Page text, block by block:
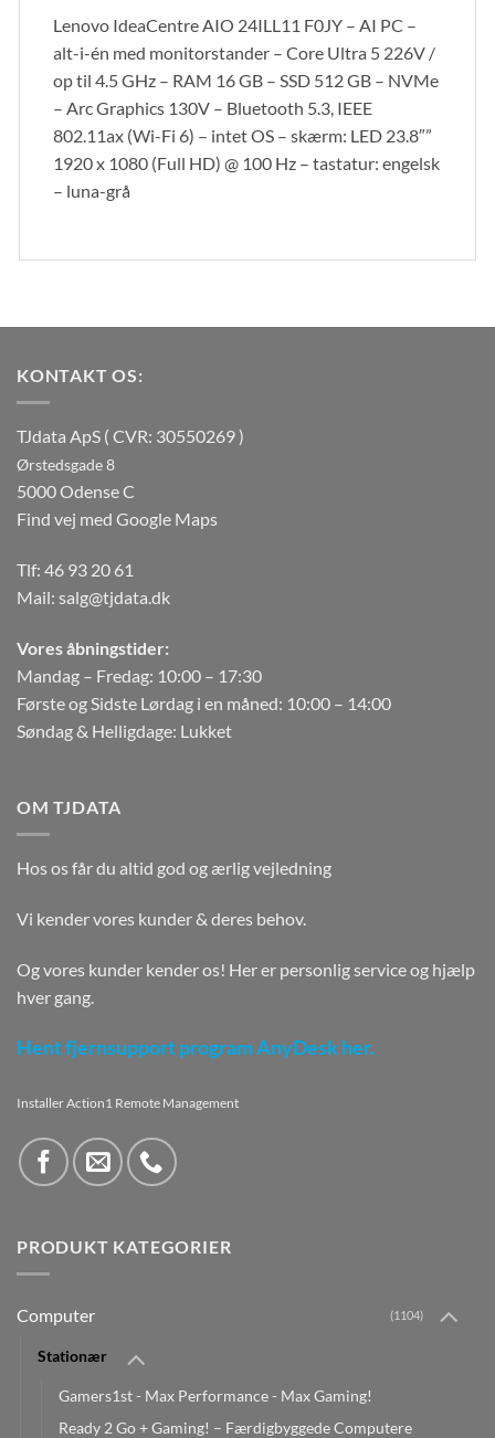
Lenovo IdeaCentre AIO 24ILL11 F0JY – AI PC –
alt-i-én med monitorstander – Core Ultra 5 226V /
op til 4.5 GHz – RAM 16 GB – SSD 512 GB – NVMe
– Arc Graphics 130V – Bluetooth 5.3, IEEE
802.11ax (Wi-Fi 6) – intet OS – skærm: LED 23.8″”
1920 x 1080 (Full HD) @ 100 Hz – tastatur: engelsk
– luna-grå
KONTAKT OS:
TJdata ApS ( CVR: 30550269 )
Ørstedsgade 8
5000 Odense C
Find vej med Google Maps
Tlf: 46 93 20 61
Mail: salg@tjdata.dk
Vores åbningstider:
Mandag – Fredag: 10:00 – 17:30
Første og Sidste Lørdag i en måned: 10:00 – 14:00
Søndag & Helligdage: Lukket
OM TJDATA
Hos os får du altid god og ærlig vejledning
Vi kender vores kunder & deres behov.
Og vores kunder kender os! Her er personlig service og hjælp
hver gang.
Hent fjernsupport program AnyDesk her.
Installer Action1 Remote Management
PRODUKT KATEGORIER
Computer (1104)
Stationær
Gamers1st - Max Performance - Max Gaming!
Ready 2 Go + Gaming! – Færdigbyggede Computere